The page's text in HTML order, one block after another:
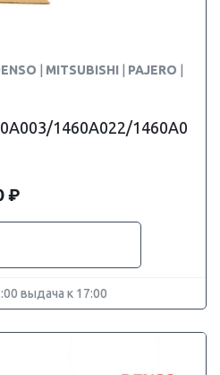
MITSUBISHI PAJERO
1460A022/1460A0
₽
выдача к 17:00